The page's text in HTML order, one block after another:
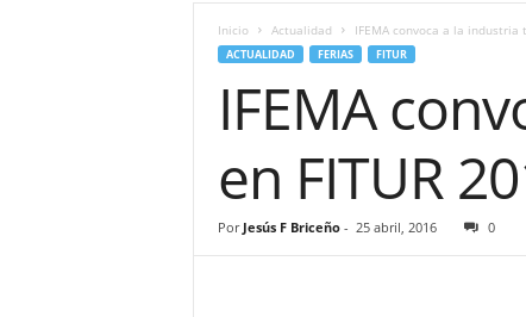
Inicio Actualidad IFEMA convoca a la
ACTUALIDAD FERIAS FITUR
IFEMA
en FITUR
Por Jesús F Briceño- 25 abril, 2016 0